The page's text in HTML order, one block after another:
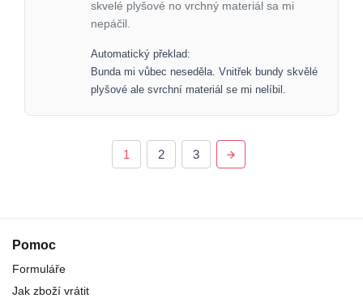
skvelé plyšové no vrchný materiál sa mi
nepáčil.
Automatický překlad:
Bunda mi vůbec neseděla. Vnitřek bundy skvělé
plyšové ale svrchní materiál se mi nelíbil.
1 2 3
Pomoc
Formuláře
Jak zboží vrátit